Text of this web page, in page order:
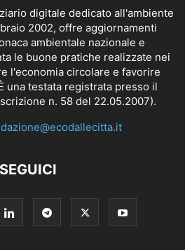
digitale dedicato all'ambiente
2002, offre aggiornamenti
ambientale nazionale e
le buone pratiche realizzate nei
l'economia circolare e favorire
una testata registrata presso il
n. 58 del 22.05.2007).
SEGUICI